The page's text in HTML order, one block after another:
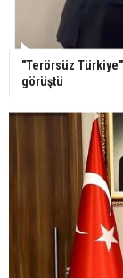
"Terörsüz
görüştü